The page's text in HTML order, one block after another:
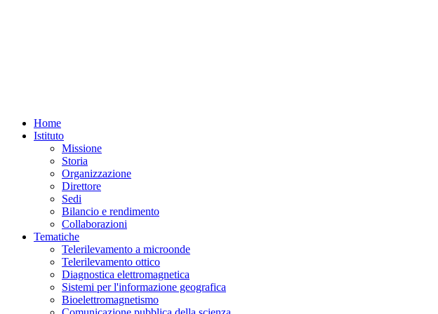
Home
Istituto
Missione
Storia
Organizzazione
Direttore
Sedi
Bilancio e rendimento
Collaborazioni
Tematiche
Telerilevamento a microonde
Telerilevamento ottico
Diagnostica elettromagnetica
Sistemi per l'informazione geografica
Bioelettromagnetismo